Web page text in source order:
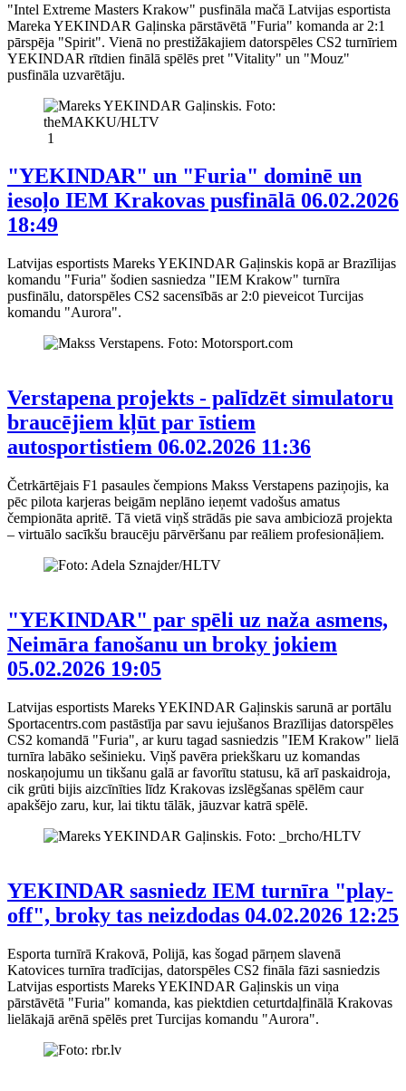
"Intel Extreme Masters Krakow" pusfināla mačā Latvijas esportista
Mareka YEKINDAR Gaļinska pārstāvētā "Furia" komanda ar 2:1
pārspēja "Spirit". Vienā no prestižākajiem datorspēles CS2 turnīriem
YEKINDAR rītdien finālā spēlēs pret "Vitality" un "Mouz"
pusfināla uzvarētāju.
1
"YEKINDAR" un "Furia" dominē un
iesoļo IEM Krakovas pusfinālā 06.02.2026
18:49
Latvijas esportists Mareks YEKINDAR Gaļinskis kopā ar Brazīlijas
komandu "Furia" šodien sasniedza "IEM Krakow" turnīra
pusfinālu, datorspēles CS2 sacensībās ar 2:0 pieveicot Turcijas
komandu "Aurora".
Verstapena projekts - palīdzēt simulatoru
braucējiem kļūt par īstiem
autosportistiem 06.02.2026 11:36
Četrkārtējais F1 pasaules čempions Makss Verstapens paziņojis, ka
pēc pilota karjeras beigām neplāno ieņemt vadošus amatus
čempionāta apritē. Tā vietā viņš strādās pie sava ambiciozā projekta
– virtuālo sacīkšu braucēju pārvēršanu par reāliem profesionāļiem.
"YEKINDAR" par spēli uz naža asmens,
Neimāra fanošanu un broky jokiem
05.02.2026 19:05
Latvijas esportists Mareks YEKINDAR Gaļinskis sarunā ar portālu
Sportacentrs.com pastāstīja par savu iejušanos Brazīlijas datorspēles
CS2 komandā "Furia", ar kuru tagad sasniedzis "IEM Krakow" lielā
turnīra labāko sešinieku. Viņš pavēra priekškaru uz komandas
noskaņojumu un tikšanu galā ar favorītu statusu, kā arī paskaidroja,
cik grūti bijis aizcīnīties līdz Krakovas izslēgšanas spēlēm caur
apakšējo zaru, kur, lai tiktu tālāk, jāuzvar katrā spēlē.
YEKINDAR sasniedz IEM turnīra "play-
off", broky tas neizdodas 04.02.2026 12:25
Esporta turnīrā Krakovā, Polijā, kas šogad pārņem slavenā
Katovices turnīra tradīcijas, datorspēles CS2 fināla fāzi sasniedzis
Latvijas esportists Mareks YEKINDAR Gaļinskis un viņa
pārstāvētā "Furia" komanda, kas piektdien ceturtdaļfinālā Krakovas
lielākajā arēnā spēlēs pret Turcijas komandu "Aurora".